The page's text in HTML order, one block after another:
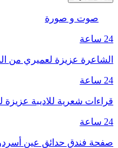
صوت و صورة
24 ساعة
الشاعرة عزيزة لعميري
24 ساعة
قراءات شعرية للاديبة عزيزة
24 ساعة
صفحة فندق حدائق عين